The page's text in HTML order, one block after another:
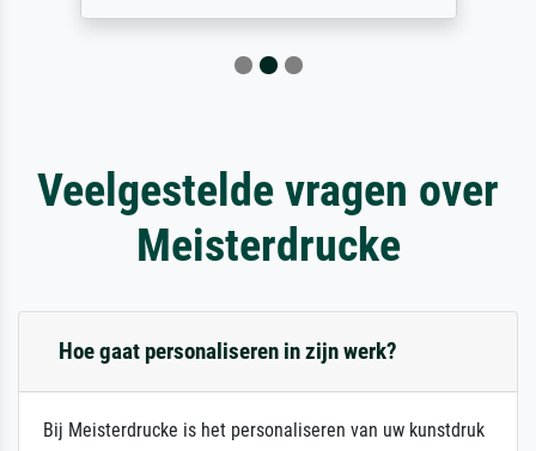
Veelgestelde vragen over
Meisterdrucke
Hoe gaat personaliseren in zijn werk?
Bij Meisterdrucke is het personaliseren van uw kunstdruk